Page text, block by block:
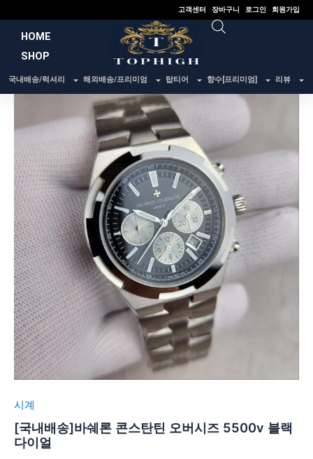
건
너
고객센터 장바구니 로그인 회원가입
HOME
SHOP
국내배송/럭셔리 해외배송/프리미엄 탑티어 향수[프리미엄] 리뷰
시계
[국내배송]바쉐론 콘스탄틴 오버시즈 5500v 블랙
다이얼